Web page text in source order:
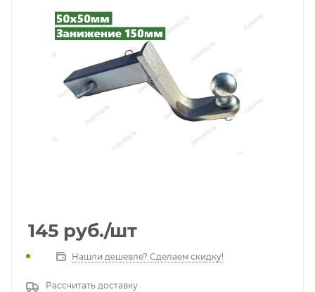
145 руб./шт
Нашли дешевле? Сделаем скидку!
Рассчитать доставку